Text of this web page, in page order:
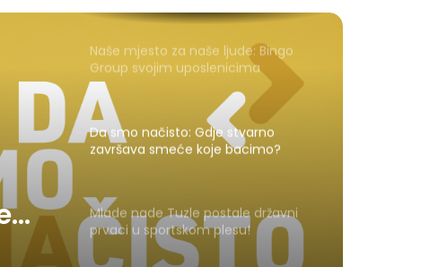
Naše mjesto za naše ljude: Bingo
Group svojim uposlenicima
posvećuje posebno lijep festivalski
trenutak
Da smo načisto: Gdje stvarno
završava smeće koje bacimo?
Mlade nade Tuzle postale državni
prvaci u sportskom plesu!